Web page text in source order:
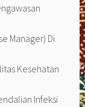
Manager) Di
Kesehatan
Infeksi